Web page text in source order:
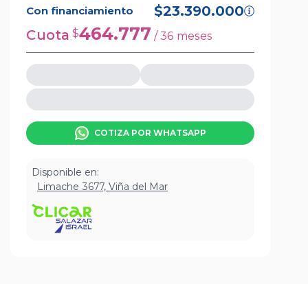
Con financiamiento
$23.390.000
Cuota $464.777 / 36 meses
COTIZA POR WHATSAPP
Disponible en:
Limache 3677, Viña del Mar